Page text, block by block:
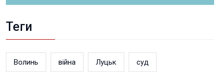
Теги
Волинь війна Луцьк суд